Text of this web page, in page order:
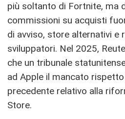
più soltanto di Fortnite, ma
commissioni su acquisti
di avviso, store alternativi e
sviluppatori. Nel 2025,
che un tribunale
ad Apple il mancato
precedente relativo alla
Store.